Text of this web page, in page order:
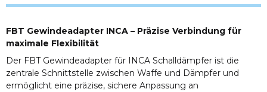
FBT Gewindeadapter INCA – Präzise Verbindung für
maximale Flexibilität
Der FBT Gewindeadapter für INCA Schalldämpfer ist die
zentrale Schnittstelle zwischen Waffe und Dämpfer und
ermöglicht eine präzise, sichere Anpassung an